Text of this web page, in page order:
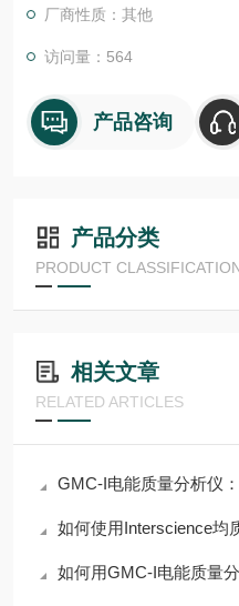
厂商性质：其他
访问量：564
产品咨询
产品分类
PRODUCT
相关文章
RELATED ARTICLES
GMC-I电能质量分析仪
如何使用Interscience均
如何用GMC-I电能质量